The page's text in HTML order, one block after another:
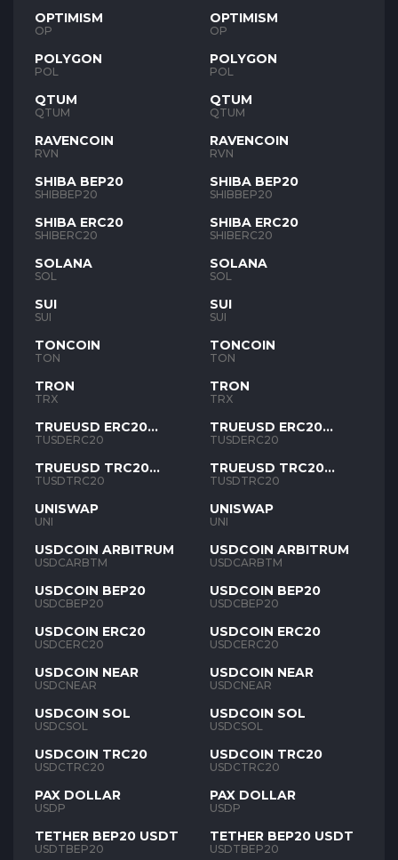
OPTIMISM
OP
POLYGON
POL
QTUM
QTUM
RAVENCOIN
RVN
SHIBA BEP20
SHIBBEP20
SHIBA ERC20
SHIBERC20
SOLANA
SOL
SUI
SUI
TONCOIN
TON
TRON
TRX
TRUEUSD ERC20
TUSD
TUSDERC20
TRUEUSD TRC20
TUSD
TUSDTRC20
UNISWAP
UNI
USDCOIN ARBITRUM
USDCARBTM
USDCOIN BEP20
USDCBEP20
USDCOIN ERC20
USDCERC20
USDCOIN NEAR
USDCNEAR
USDCOIN SOL
USDCSOL
USDCOIN TRC20
USDCTRC20
PAX DOLLAR
USDP
TETHER BEP20 USDT
USDTBEP20
OPTIMISM
OP
POLYGON
POL
QTUM
QTUM
RAVENCOIN
RVN
SHIBA BEP20
SHIBBEP20
SHIBA ERC20
SHIBERC20
SOLANA
SOL
SUI
SUI
TONCOIN
TON
TRON
TRX
TRUEUSD ERC20
TUSD
TUSDERC20
TRUEUSD TRC20
TUSD
TUSDTRC20
UNISWAP
UNI
USDCOIN ARBITRUM
USDCARBTM
USDCOIN BEP20
USDCBEP20
USDCOIN ERC20
USDCERC20
USDCOIN NEAR
USDCNEAR
USDCOIN SOL
USDCSOL
USDCOIN TRC20
USDCTRC20
PAX DOLLAR
USDP
TETHER BEP20 USDT
USDTBEP20